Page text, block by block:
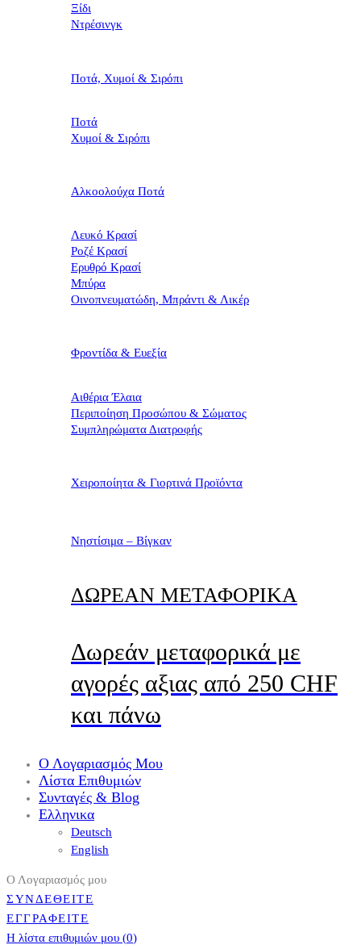
Ξίδι
Ντρέσινγκ
Ποτά, Χυμοί & Σιρόπι
Ποτά
Χυμοί & Σιρόπι
Αλκοολούχα Ποτά
Λευκό Κρασί
Ροζέ Κρασί
Ερυθρό Κρασί
Μπύρα
Οινοπνευματώδη, Μπράντι & Λικέρ
Φροντίδα & Ευεξία
Αιθέρια Έλαια
Περιποίηση Προσώπου & Σώματος
Συμπληρώματα Διατροφής
Χειροποίητα & Γιορτινά Προϊόντα
Νηστίσιμα – Βίγκαν
ΔΩΡΕΑΝ ΜΕΤΑΦΟΡΙΚΑ
Δωρεάν μεταφορικά με
αγορές αξιας από 250 CHF
και πάνω
Ο Λογαριασμός Μου
Λίστα Επιθυμιών
Συνταγές & Blog
Ελληνικα
Deutsch
English
Ο Λογαριασμός μου
ΣΥΝΔΕΘΕΙΤΕ
ΕΓΓΡΑΦΕΙΤΕ
Η λίστα επιθυμιών μου (0)